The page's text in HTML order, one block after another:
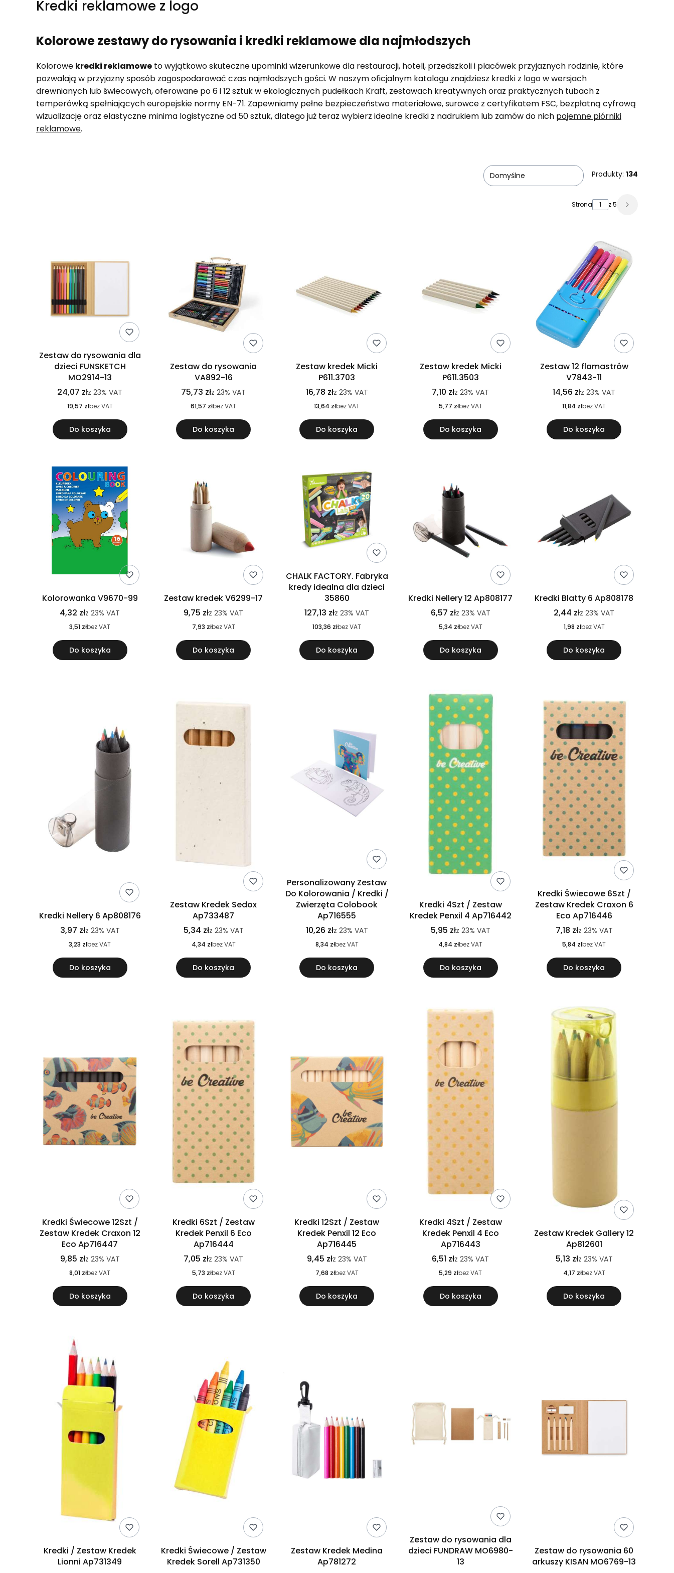
Kredki reklamowe z logo
Kolorowe zestawy do rysowania i kredki reklamowe dla najmłodszych
Kolorowe kredki reklamowe to wyjątkowo skuteczne upominki wizerunkowe dla restauracji, hoteli, przedszkoli i placówek przyjaznych rodzinie, które
pozwalają w przyjazny sposób zagospodarować czas najmłodszych gości. W naszym oficjalnym katalogu znajdziesz kredki z logo w wersjach
drewnianych lub świecowych, oferowane po 6 i 12 sztuk w ekologicznych pudełkach Kraft, zestawach kreatywnych oraz praktycznych tubach z
temperówką spełniających europejskie normy EN-71. Zapewniamy pełne bezpieczeństwo materiałowe, surowce z certyfikatem FSC, bezpłatną cyfrową
wizualizację oraz elastyczne minima logistyczne od 50 sztuk, dlatego już teraz wybierz idealne kredki z nadrukiem lub zamów do nich pojemne piórniki
reklamowe.
Domyślne Produkty: 134
Strona z 5
Zestaw do rysowania dla
dzieci FUNSKETCH
MO2914-13
24,07 złz23% VAT
19,57 złbez VAT
Do koszyka
Zestaw do rysowania
VA892-16
75,73 złz23% VAT
61,57 złbez VAT
Do koszyka
Zestaw kredek Micki
P611.3703
16,78 złz 23% VAT
13,64 złbez VAT
Do koszyka
Zestaw kredek Micki
P611.3503
7,10 złz23% VAT
5,77 złbez VAT
Do koszyka
Zestaw 12 flamastrów
V7843-11
14,56 złz23% VAT
11,84 złbez VAT
Do koszyka
Kolorowanka V9670-99
4,32 złz23% VAT
3,51 złbez VAT
Do koszyka
Zestaw kredek V6299-17
9,75 złz23% VAT
7,93 złbez VAT
Do koszyka
CHALK FACTORY. Fabryka
kredy idealna dla dzieci
35860
127,13 złz23% VAT
103,36 złbez VAT
Do koszyka
Kredki Nellery 12 Ap808177
6,57 złz 23% VAT
5,34 złbez VAT
Do koszyka
Kredki Blatty 6 Ap808178
2,44 złz23% VAT
1,98 złbez VAT
Do koszyka
Kredki Nellery 6 Ap808176
3,97 złz 23% VAT
3,23 złbez VAT
Do koszyka
Zestaw Kredek Sedox
Ap733487
5,34 złz 23% VAT
4,34 złbez VAT
Do koszyka
Personalizowany Zestaw
Do Kolorowania / Kredki /
Zwierzęta Colobook
Ap716555
10,26 złz 23% VAT
8,34 złbez VAT
Do koszyka
Kredki 4Szt / Zestaw
Kredek Penxil 4 Ap716442
5,95 złz 23% VAT
4,84 złbez VAT
Do koszyka
Kredki Świecowe 6Szt /
Zestaw Kredek Craxon 6
Eco Ap716446
7,18 złz 23% VAT
5,84 złbez VAT
Do koszyka
Kredki Świecowe 12Szt /
Zestaw Kredek Craxon 12
Eco Ap716447
9,85 złz 23% VAT
8,01 złbez VAT
Do koszyka
Kredki 6Szt / Zestaw
Kredek Penxil 6 Eco
Ap716444
7,05 złz23% VAT
5,73 złbez VAT
Do koszyka
Kredki 12Szt / Zestaw
Kredek Penxil 12 Eco
Ap716445
9,45 złz 23% VAT
7,68 złbez VAT
Do koszyka
Kredki 4Szt / Zestaw
Kredek Penxil 4 Eco
Ap716443
6,51 złz23% VAT
5,29 złbez VAT
Do koszyka
Zestaw Kredek Gallery 12
Ap812601
5,13 złz 23% VAT
4,17 złbez VAT
Do koszyka
Kredki / Zestaw Kredek
Lionni Ap731349
Kredki Świecowe / Zestaw
Kredek Sorell Ap731350
Zestaw Kredek Medina
Ap781272
Zestaw do rysowania dla
dzieci FUNDRAW MO6980-
13
Zestaw do rysowania 60
arkuszy KISAN MO6769-13